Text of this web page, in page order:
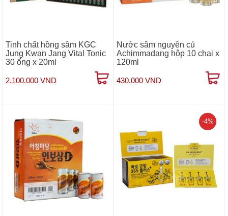
Tinh chất hồng sâm KGC
Jung Kwan Jang Vital Tonic
30 ống x 20ml
2.100.000 VND
Nước sâm nguyên củ
Achimmadang hộp 10 chai x
120ml
430.000 VND
-4%